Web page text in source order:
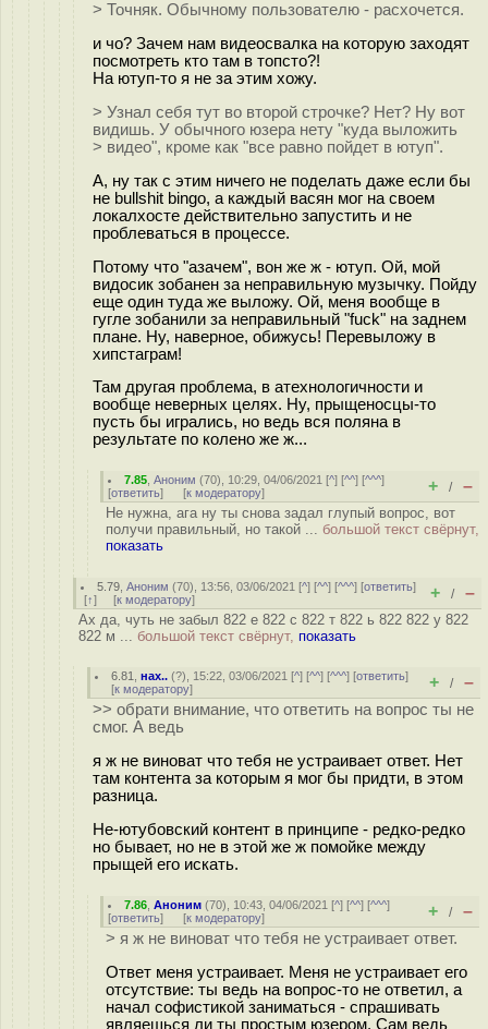
> Точняк. Обычному пользователю - расхочется.
и чо? Зачем нам видеосвалка на которую заходят
посмотреть кто там в топсто?!
На ютуп-то я не за этим хожу.
> Узнал себя тут во второй строчке? Нет? Ну вот
видишь. У обычного юзера нету "куда выложить
> видео", кроме как "все равно пойдет в ютуп".
А, ну так с этим ничего не поделать даже если бы
не bullshit bingo, а каждый васян мог на своем
локалхосте действительно запустить и не
проблеваться в процессе.
Потому что "азачем", вон же ж - ютуп. Ой, мой
видосик зобанен за неправильную музычку. Пойду
еще один туда же выложу. Ой, меня вообще в
гугле зобанили за неправильный "fuck" на заднем
плане. Ну, наверное, обижусь! Перевыложу в
хипстаграм!
Там другая проблема, в атехнологичности и
вообще неверных целях. Ну, прыщеносцы-то
пусть бы игрались, но ведь вся поляна в
результате по колено же ж...
7.85 ,Аноним (70), 10:29, 04/06/2021 [^] [^^] [^^^]
[ответить] [к модератору] + / –
Не нужна, ага ну ты снова задал глупый вопрос, вот
получи правильный, но такой ... большой текст свёрнут,
показать
5.79 ,Аноним (70), 13:56, 03/06/2021 [^] [^^] [^^^] [ответить]
[↑] [к модератору] + / –
Ах да, чуть не забыл 822 е 822 с 822 т 822 ь 822 822 у 822
822 м ... большой текст свёрнут, показать
6.81 ,нах.. (?), 15:22, 03/06/2021 [^] [^^] [^^^] [ответить]
[к модератору] + / –
>> обрати внимание, что ответить на вопрос ты не
смог. А ведь
я ж не виноват что тебя не устраивает ответ. Нет
там контента за которым я мог бы придти, в этом
разница.
Не-ютубовский контент в принципе - редко-редко
но бывает, но не в этой же ж помойке между
прыщей его искать.
7.86 ,Аноним (70), 10:43, 04/06/2021 [^] [^^] [^^^]
[ответить] [к модератору] + / –
> я ж не виноват что тебя не устраивает ответ.
Ответ меня устраивает. Меня не устраивает его
отсутствие: ты ведь на вопрос-то не ответил, а
начал софистикой заниматься - спрашивать
являешься ли ты простым юзером. Сам ведь